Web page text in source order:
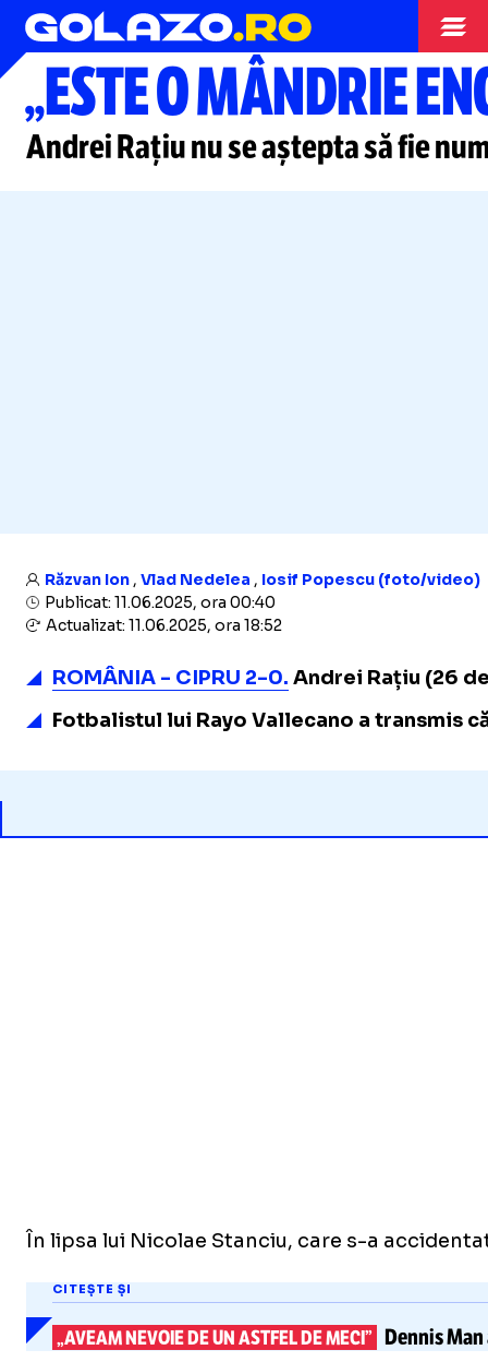
Nationala
„ESTE O MÂNDRIE
Andrei Rațiu nu se aștepta să fie
Răzvan Ion, Vlad Nedelea , Iosif Popescu (foto/video)
Publicat: 11.06.2025, ora 00:40
Actualizat: 11.06.2025, ora 18:52
ROMÂNIA - CIPRU 2-0. Andrei Rațiu (26
Fotbalistul lui Rayo Vallecano a transmis
În lipsa lui Nicolae Stanciu, care s-a
CITEȘTE ȘI
„AVEAM NEVOIE DE UN ASTFEL DE MECI” Dennis